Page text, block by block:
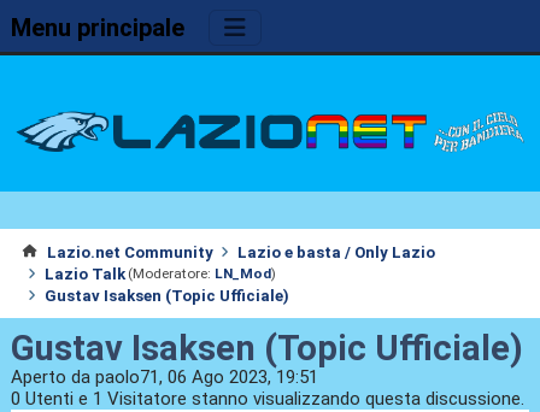
Menu principale
Lazio.net Community
Lazio e basta / Only Lazio
Lazio Talk (Moderatore: LN_Mod)
Gustav Isaksen (Topic Ufficiale)
Gustav Isaksen (Topic Ufficiale)
Aperto da paolo71, 06 Ago 2023, 19:51
0 Utenti e 1 Visitatore stanno visualizzando questa discussione.